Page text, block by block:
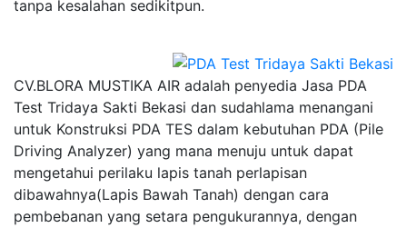
tanpa kesalahan sedikitpun.
CV.BLORA MUSTIKA AIR adalah penyedia Jasa PDA
Test Tridaya Sakti Bekasi dan sudahlama menangani
untuk Konstruksi PDA TES dalam kebutuhan PDA (Pile
Driving Analyzer) yang mana menuju untuk dapat
mengetahui perilaku lapis tanah perlapisan
dibawahnya(Lapis Bawah Tanah) dengan cara
pembebanan yang setara pengukurannya, dengan